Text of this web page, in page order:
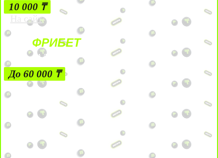
10 000 ₸
На сайт
ФРИБЕТ
ЗА ДЕПОЗИТЫ
До 60 000 ₸